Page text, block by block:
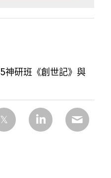
神研班《創世記》與